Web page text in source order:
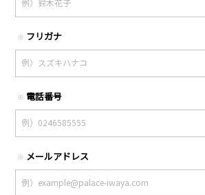
※ フリガナ
※ 電話番号
※ メールアドレス